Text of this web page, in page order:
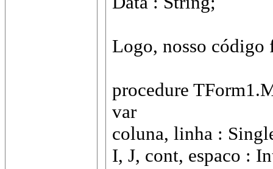
Logo, nosso código
procedure
var
coluna, linha :
I, J, cont, espaco :